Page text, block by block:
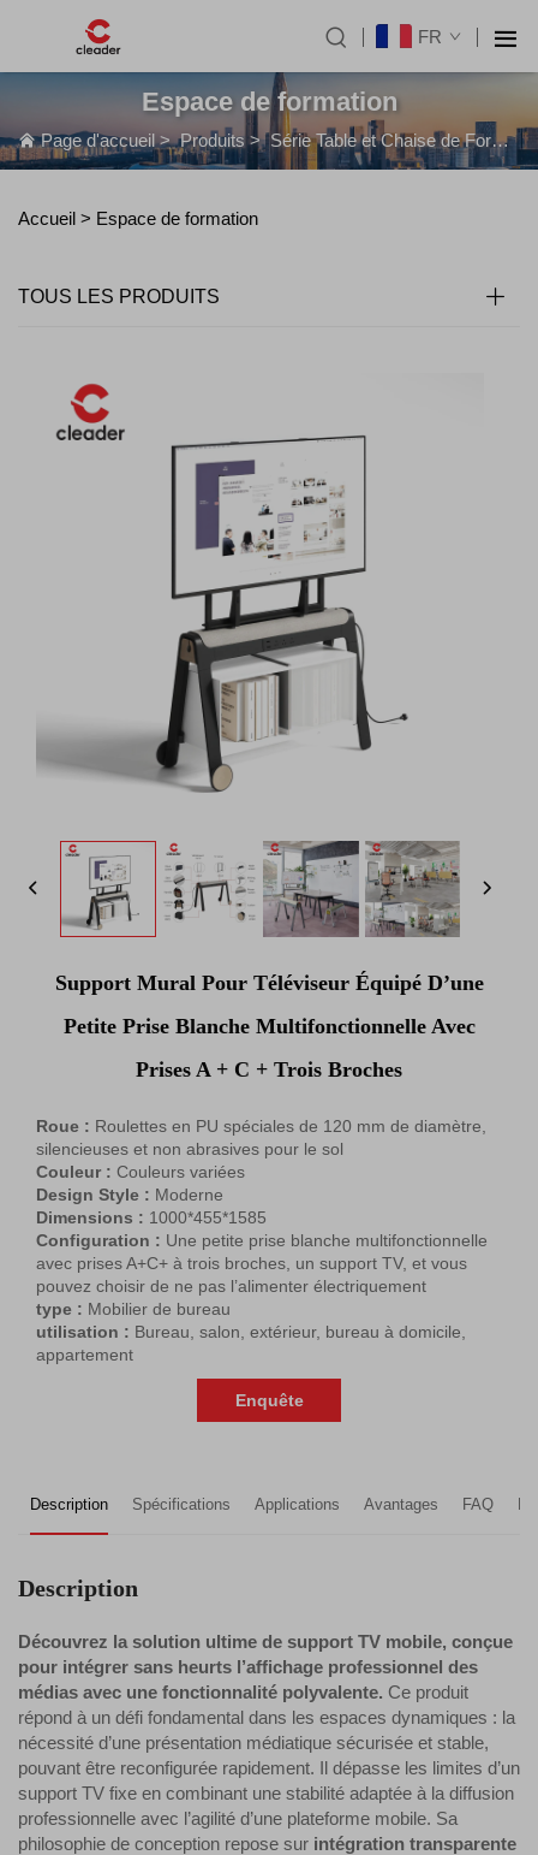
FR
Espace de formation
Page d'accueil>Produits>Série Table et Chaise de Formation
Accueil > Espace de formation
TOUS LES PRODUITS
Support Mural Pour Téléviseur Équipé D’une
Petite Prise Blanche Multifonctionnelle Avec
Prises A + C + Trois Broches
Roue : Roulettes en PU spéciales de 120 mm de diamètre,
silencieuses et non abrasives pour le sol
Couleur : Couleurs variées
Design Style : Moderne
Dimensions : 1000*455*1585
Configuration : Une petite prise blanche multifonctionnelle
avec prises A+C+ à trois broches, un support TV, et vous
pouvez choisir de ne pas l’alimenter électriquement
type : Mobilier de bureau
utilisation : Bureau, salon, extérieur, bureau à domicile,
appartement
Enquête
Description Spécifications Applications Avantages FAQ
Description
Découvrez la solution ultime de support TV mobile, conçue
pour intégrer sans heurts l’affichage professionnel des
médias avec une fonctionnalité polyvalente. Ce produit
répond à un défi fondamental dans les espaces dynamiques : la
nécessité d’une présentation médiatique sécurisée et stable,
pouvant être reconfigurée rapidement. Il dépasse les limites d’un
support TV fixe en combinant une stabilité adaptée à la diffusion
professionnelle avec l’agilité d’une plateforme mobile. Sa
philosophie de conception repose sur intégration transparente